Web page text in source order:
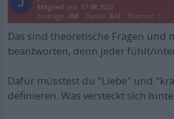
Mitglied seit: 17.08.2022
Beiträge: 368 Danke: 824 Themen: 1
Das sind theoretische Fragen und
beantworten, denn jeder fühlt/
Dafür müsstest du "Liebe" und
definieren. Was versteckt sich